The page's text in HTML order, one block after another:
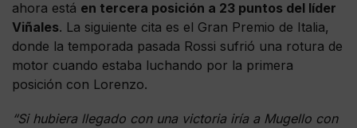
ahora está en tercera posición a 23 puntos del líder
Viñales. La siguiente cita es el Gran Premio de Italia,
donde la temporada pasada Rossi sufrió una rotura de
motor cuando estaba luchando por la primera
posición con Lorenzo.
“Si hubiera llegado con una victoria iría a Mugello con